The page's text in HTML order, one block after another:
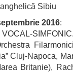
Sibiu
2016:
Cluj-Napoca,
Britanie),